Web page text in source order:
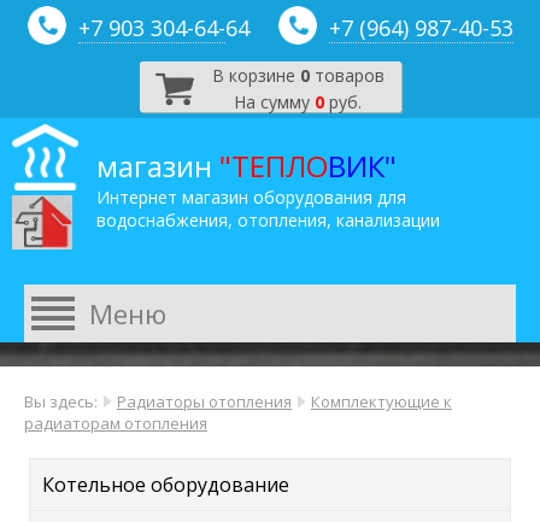
+7 903 304-64-64 +7 (964) 987-40-53
В корзине 0товаров
На сумму 0 руб.
магазин "ТЕПЛОВИК"
Интернет магазин оборудования для
водоснабжения, отопления, канализации
Вы здесь: Радиаторы отопления
Комплектующие к
радиаторам отопления
Котельное оборудование